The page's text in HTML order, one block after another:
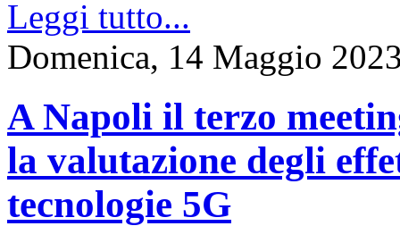
Leggi tutto...
Domenica, 14 Maggio
A Napoli il terzo
la valutazione degli
tecnologie 5G